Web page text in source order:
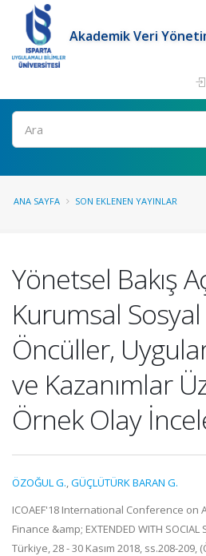
Akademik Veri
Ara
ANA SAYFA SON EKLENEN YAYINLAR
Yönetsel Bakış
Kurumsal
Öncüller,
ve Kazanımlar
Örnek Olay
ÖZOĞUL G.,GÜÇLÜTÜRK BARAN G.
ICOAEF'18 International Conference on
Finance &amp; EXTENDED WITH SOCIAL
Türkiye, 28 - 30 Kasım 2018, ss.208-209,